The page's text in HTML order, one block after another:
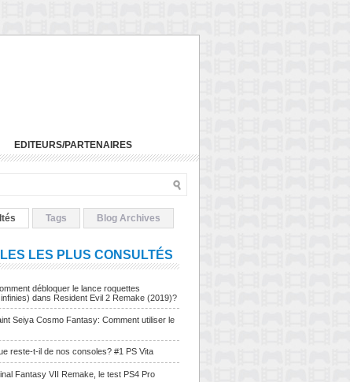
EDITEURS/PARTENAIRES
Tags Blog Archives
LES PLUS CONSULTÉS
débloquer le lance roquettes
dans Resident Evil 2 Remake (2019)?
Seiya Cosmo Fantasy: Comment utiliser le
reste-t-il de nos consoles? #1 PS Vita
Fantasy VII Remake, le test PS4 Pro